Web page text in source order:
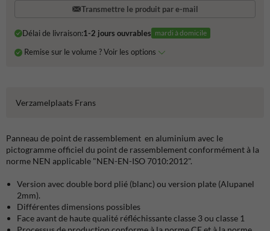
Transmettre le produit par e-mail
Délai de livraison:1-2 jours ouvrables mardi à domicile
Remise sur le volume ? Voir les options
Verzamelplaats Frans
Panneau de point de rassemblement en aluminium avec le
pictogramme officiel du point de rassemblement conformément à la
norme NEN applicable "NEN-EN-ISO 7010:2012".
Version avec double bord plié (blanc) ou version plate (Alupanel
2mm).
Différentes dimensions possibles
Face avant de haute qualité réfléchissante classe 3 ou classe 1